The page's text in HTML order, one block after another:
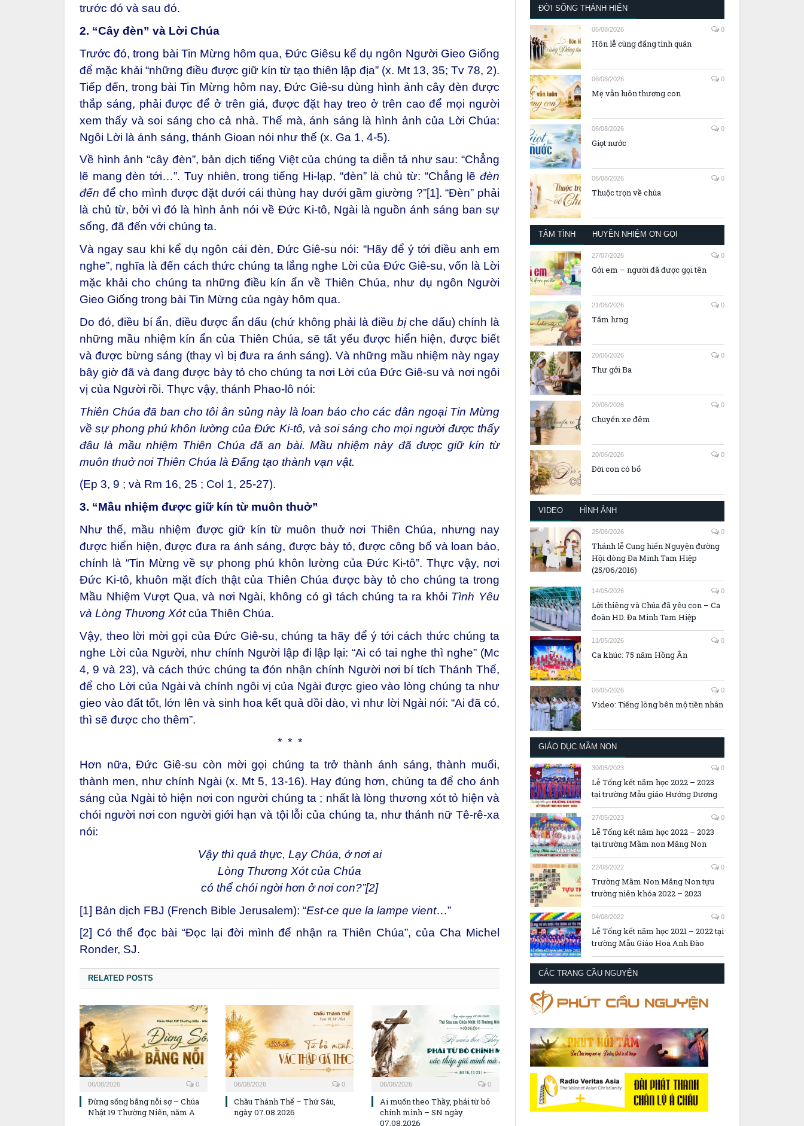
trước đó và sau đó.
2. “Cây đèn” và Lời Chúa
Trước đó, trong bài Tin Mừng hôm qua, Đức Giêsu kể dụ ngôn Người Gieo Giống
để mặc khải “những điều được giữ kín từ tạo thiên lập địa” (x. Mt 13, 35; Tv 78, 2).
Tiếp đến, trong bài Tin Mừng hôm nay, Đức Giê-su dùng hình ảnh cây đèn được
thắp sáng, phải được để ở trên giá, được đặt hay treo ở trên cao để mọi người
xem thấy và soi sáng cho cả nhà. Thế mà, ánh sáng là hình ảnh của Lời Chúa:
Ngôi Lời là ánh sáng, thánh Gioan nói như thế (x. Ga 1, 4-5).
Về hình ảnh “cây đèn”, bản dịch tiếng Việt của chúng ta diễn tả như sau: “Chẳng
lẽ mang đèn tới…”. Tuy nhiên, trong tiếng Hi-lạp, “đèn” là chủ từ: “Chẳng lẽ đèn
đến để cho mình được đặt dưới cái thùng hay dưới gầm giường ?”[1]. “Đèn” phải
là chủ từ, bởi vì đó là hình ảnh nói về Đức Ki-tô, Ngài là nguồn ánh sáng ban sự
sống, đã đến với chúng ta.
Và ngay sau khi kể dụ ngôn cái đèn, Đức Giê-su nói: “Hãy để ý tới điều anh em
nghe”, nghĩa là đến cách thức chúng ta lắng nghe Lời của Đức Giê-su, vốn là Lời
mặc khải cho chúng ta những điều kín ẩn về Thiên Chúa, như dụ ngôn Người
Gieo Giống trong bài Tin Mừng của ngày hôm qua.
Do đó, điều bí ẩn, điều được ẩn dấu (chứ không phải là điều bịche dấu) chính là
những mầu nhiệm kín ẩn của Thiên Chúa, sẽ tất yếu được hiển hiện, được biết
và được bừng sáng (thay vì bị đưa ra ánh sáng). Và những mầu nhiệm này ngay
bây giờ đã và đang được bày tỏ cho chúng ta nơi Lời của Đức Giê-su và nơi ngôi
vị của Người rồi. Thực vậy, thánh Phao-lô nói:
Thiên Chúa đã ban cho tôi ân sủng này là loan báo cho các dân ngoại Tin Mừng
về sự phong phú khôn lường của Đức Ki-tô, và soi sáng cho mọi người được thấy
đâu là mầu nhiệm Thiên Chúa đã an bài. Mầu nhiệm này đã được giữ kín từ
muôn thuở nơi Thiên Chúa là Đấng tạo thành vạn vật.
(Ep 3, 9 ; và Rm 16, 25 ; Col 1, 25-27).
3. “Mầu nhiệm được giữ kín từ muôn thuở”
Như thế, mầu nhiệm được giữ kín từ muôn thuở nơi Thiên Chúa, nhưng nay
được hiển hiện, được đưa ra ánh sáng, được bày tỏ, được công bố và loan báo,
chính là “Tin Mừng về sự phong phú khôn lường của Đức Ki-tô”. Thực vậy, nơi
Đức Ki-tô, khuôn mặt đích thật của Thiên Chúa được bày tỏ cho chúng ta trong
Mầu Nhiệm Vượt Qua, và nơi Ngài, không có gì tách chúng ta ra khỏi Tình Yêu
và Lòng Thương Xótcủa Thiên Chúa.
Vậy, theo lời mời gọi của Đức Giê-su, chúng ta hãy để ý tới cách thức chúng ta
nghe Lời của Người, như chính Người lập đi lập lại: “Ai có tai nghe thì nghe” (Mc
4, 9 và 23), và cách thức chúng ta đón nhận chính Người nơi bí tích Thánh Thể,
để cho Lời của Ngài và chính ngôi vị của Ngài được gieo vào lòng chúng ta như
gieo vào đất tốt, lớn lên và sinh hoa kết quả dồi dào, vì như lời Ngài nói: “Ai đã có,
thì sẽ được cho thêm”.
* * *
Hơn nữa, Đức Giê-su còn mời gọi chúng ta trở thành ánh sáng, thành muối,
thành men, như chính Ngài (x. Mt 5, 13-16). Hay đúng hơn, chúng ta để cho ánh
sáng của Ngài tỏ hiện nơi con người chúng ta ; nhất là lòng thương xót tỏ hiện và
chói người nơi con người giới hạn và tội lỗi của chúng ta, như thánh nữ Tê-rê-xa
nói:
Vậy thì quả thực, Lạy Chúa, ở nơi ai
Lòng Thương Xót của Chúa
có thể chói ngời hơn ở nơi con?”[2]
[1] Bản dịch FBJ (French Bible Jerusalem): “Est-ce que la lampe vient…”
[2] Có thể đọc bài “Đọc lại đời mình để nhận ra Thiên Chúa”, của Cha Michel
Ronder, SJ.
RELATED POSTS
06/08/2026 0
Đừng sống bằng nỗi sợ – Chúa
Nhật 19 Thường Niên, năm A
06/08/2026 0
Chầu Thánh Thể – Thứ Sáu,
ngày 07.08.2026
06/08/2026 0
Ai muốn theo Thầy, phải từ bỏ
chính mình – SN ngày
07.08.2026
ĐỜI SỐNG THÁNH HIẾN
06/08/2026 0
Hôn lễ cùng đấng tình quân
06/08/2026 0
Mẹ vẫn luôn thương con
06/08/2026 0
Giọt nước
06/08/2026 0
Thuộc trọn về chúa
TÂM TÌNH HUYỀN NHIỆM ƠN GỌI
27/07/2026 0
Gởi em – người đã được gọi tên
21/06/2026 0
Tấm lưng
20/06/2026 0
Thư gởi Ba
20/06/2026 0
Chuyến xe đêm
20/06/2026 0
Đời con có bố
VIDEO HÌNH ẢNH
25/06/2026 0
Thánh lễ Cung hiến Nguyện đường
Hội dòng Đa Minh Tam Hiệp
(25/06/2016)
14/05/2026 0
Lời thiêng và Chúa đã yêu con – Ca
đoàn HD. Đa Minh Tam Hiệp
11/05/2026 0
Ca khúc: 75 năm Hồng Ân
06/05/2026 0
Video: Tiếng lòng bên mộ tiền nhân
GIÁO DỤC MẦM NON
30/05/2023 0
Lễ Tổng kết năm học 2022 – 2023
tại trường Mẫu giáo Hướng Dương
27/05/2023 0
Lễ Tổng kết năm học 2022 – 2023
tại trường Mầm non Măng Non
22/08/2022 0
Trường Mầm Non Măng Non tựu
trường niên khóa 2022 – 2023
04/08/2022 0
Lễ Tổng kết năm học 2021 – 2022 tại
trường Mẫu Giáo Hoa Anh Đào
CÁC TRANG CẦU NGUYỆN